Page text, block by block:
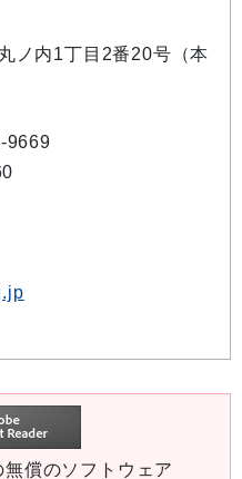
ノ内1丁目2番20号（本
9669
償のソフトウェア